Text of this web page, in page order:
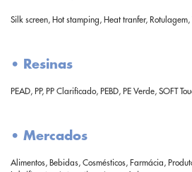
Silk screen, Hot stamping, Heat tranfer,
• Resinas
PEAD, PP, PP Clarificado, PEBD, PE Verde, SOFT
• Mercados
Alimentos, Bebidas, Cosmésticos, Farmácia,